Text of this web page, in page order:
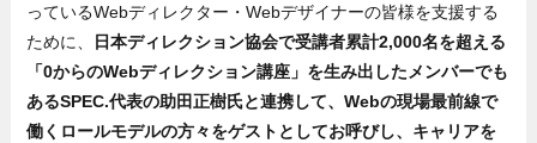
っているWebディレクター・Webデザイナーの皆様を支援する
ために、
日本ディレクション協会で受講者累計2,000名を超える
「0からのWebディレクション講座」を生み出したメンバーでも
あるSPEC.代表の助田正樹氏と連携して、Webの現場最前線で
働くロールモデルの方々をゲストとしてお呼びし、キャリアを